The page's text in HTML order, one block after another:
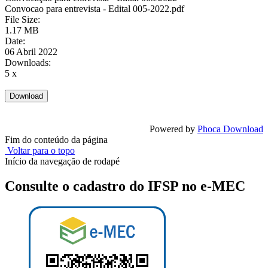
Convocao para entrevista - Edital 005-2022.pdf
File Size:
1.17 MB
Date:
06 Abril 2022
Downloads:
5 x
Powered by Phoca Download
Fim do conteúdo da página
Voltar para o topo
Início da navegação de rodapé
Consulte o cadastro do IFSP no e-MEC